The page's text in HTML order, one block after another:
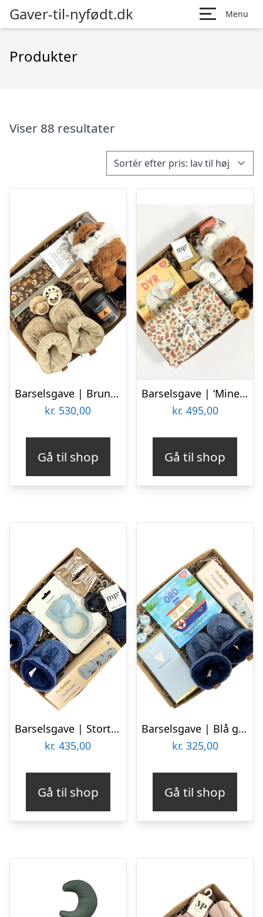
Gaver-til-nyfødt.dk Menu
Produkter
Viser 88 resultater
Barselsgave | Brun gave lækkerier til forældre og baby
kr. 530,00
Gå til shop
Barselsgave | ‘Mine første dyr’
kr. 495,00
Gå til shop
Barselsgave | Stort tillykke | Blå Elefant
kr. 435,00
Gå til shop
Barselsgave | Blå gave med mine første ord
kr. 325,00
Gå til shop